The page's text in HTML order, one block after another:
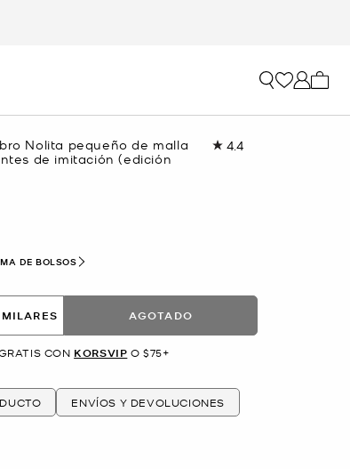
Nolita pequeño de malla
de imitación (edición
4.4Lea
DE BOLSOS
AGOTADO
CON KORSVIP O $75+
ENVÍOS Y DEVOLUCIONES